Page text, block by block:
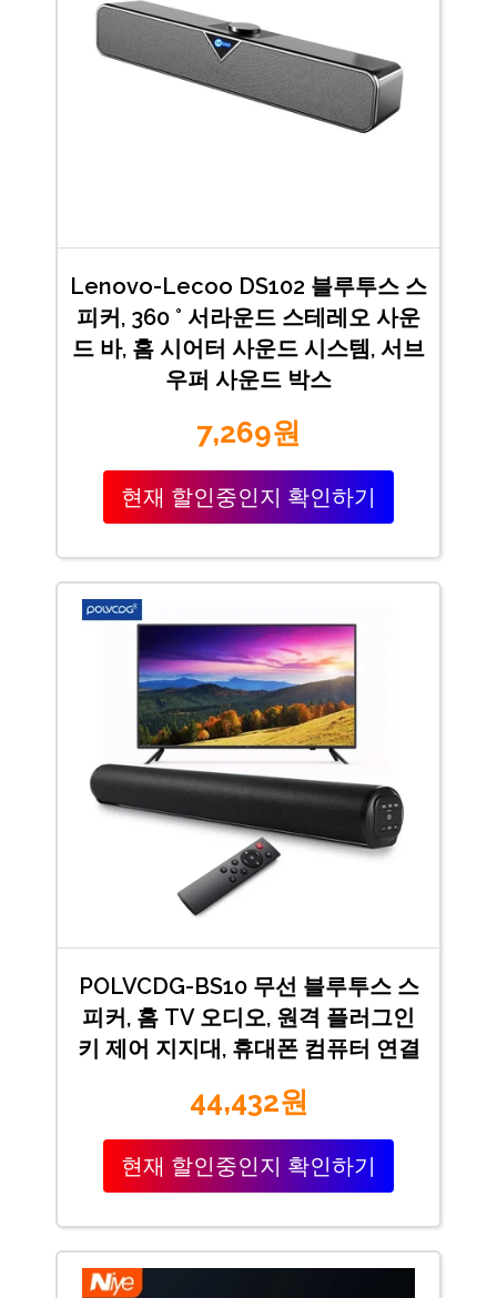
Lenovo-Lecoo DS102 블루투스 스
피커, 360 ° 서라운드 스테레오 사운
드 바, 홈 시어터 사운드 시스템, 서브
우퍼 사운드 박스
7,269원
현재 할인중인지 확인하기
POLVCDG-BS10 무선 블루투스 스
피커, 홈 TV 오디오, 원격 플러그인
키 제어 지지대, 휴대폰 컴퓨터 연결
44,432원
현재 할인중인지 확인하기